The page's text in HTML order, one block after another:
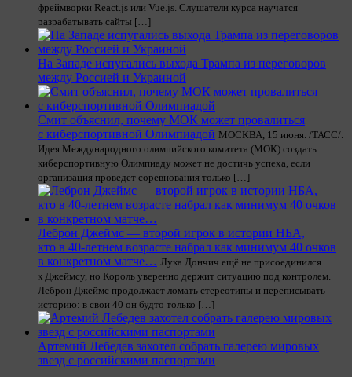
фреймворки React.js или Vue.js. Слушатели курса научатся
разрабатывать сайты […]
На Западе испугались выхода Трампа из переговоров
между Россией и Украиной
Смит объяснил, почему МОК может провалиться
с киберспортивной Олимпиадой МОСКВА, 15 июня. /ТАСС/.
Идея Международного олимпийского комитета (МОК) создать
киберспортивную Олимпиаду может не достичь успеха, если
организация проведет соревнования только […]
Леброн Джеймс — второй игрок в истории НБА,
кто в 40-летнем возрасте набрал как минимум 40 очков
в конкретном матче… Лука Дончич ещё не присоединился
к Джеймсу, но Король уверенно держит ситуацию под контролем.
Леброн Джеймс продолжает ломать стереотипы и переписывать
историю: в свои 40 он будто только […]
Артемий Лебедев захотел собрать галерею мировых
звезд с российскими паспортами